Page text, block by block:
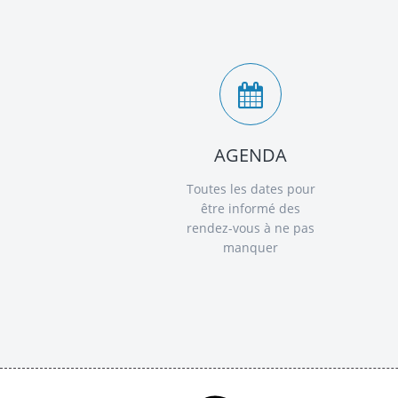
AGENDA
Toutes les dates pour
être informé des
rendez-vous à ne pas
manquer